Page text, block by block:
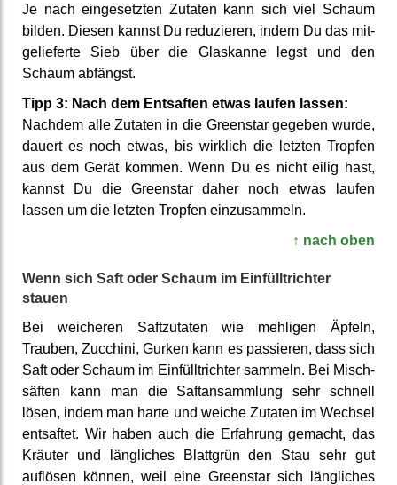
Je nach ein­gesetzten Zutaten kann sich viel Schaum
bilden. Diesen kannst Du redu­zieren, indem Du das mit­
geliefer­te Sieb über die Glaskanne legst und den
Schaum abfängst.
Tipp 3: Nach dem Ent­saften etwas laufen lassen:
Nachdem alle Zutaten in die Greenstar gegeben wurde,
dauert es noch etwas, bis wirklich die letzten Tropfen
aus dem Gerät kommen. Wenn Du es nicht eilig hast,
kannst Du die Greenstar daher noch etwas laufen
lassen um die letzten Tropfen ein­zusammeln.
↑ nach oben
Wenn sich Saft oder Schaum im Einfüll­trichter
stauen
Bei weicheren Saft­zutaten wie mehligen Äpfeln,
Trauben, Zucchini, Gurken kann es passieren, dass sich
Saft oder Schaum im Einfüll­trichter sammeln. Bei Misch­
säften kann man die Saft­ansammlung sehr schnell
lösen, indem man harte und weiche Zutaten im Wechsel
entsaftet. Wir haben auch die Er­fahrung gemacht, das
Kräuter und läng­liches Blattgrün den Stau sehr gut
auflösen können, weil eine Greenstar sich läng­liches